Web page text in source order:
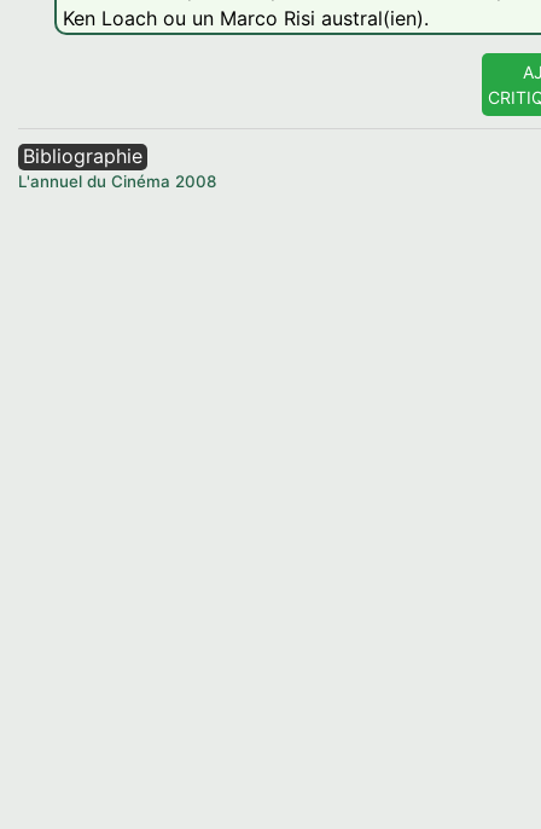
Ken Loach ou un Marco Risi austral(ien).
Bibliographie
L'annuel du Cinéma 2008